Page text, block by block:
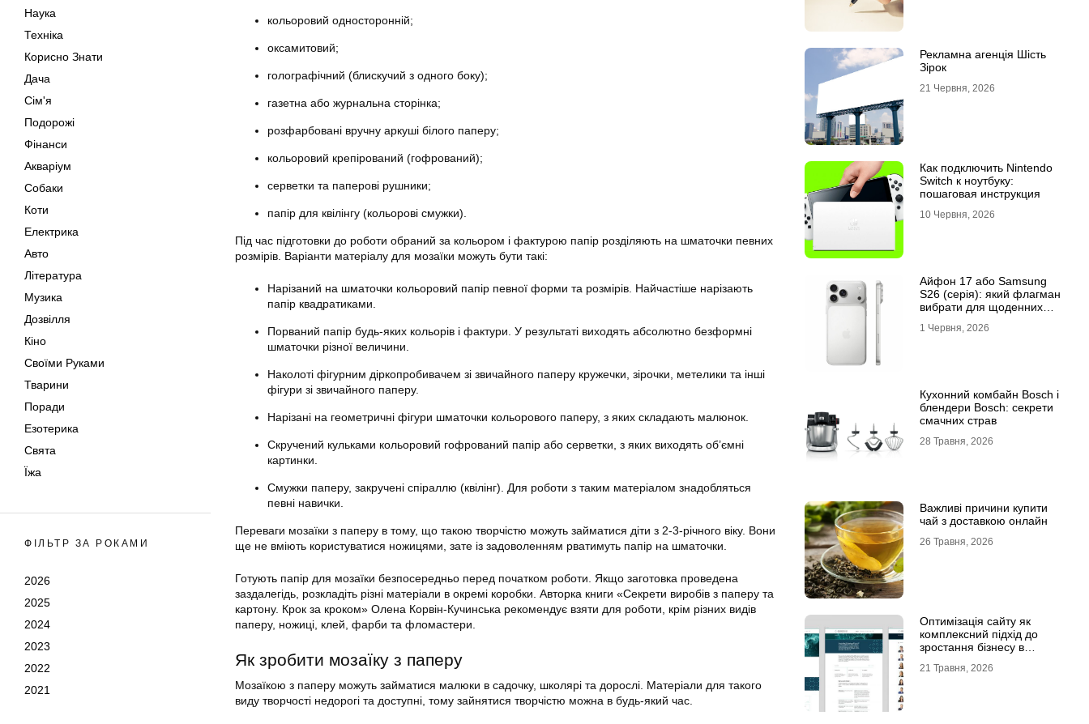
Наука
Техніка
Корисно Знати
Дача
Сім'я
Подорожі
Фінанси
Акваріум
Собаки
Коти
Електрика
Авто
Література
Музика
Дозвілля
Кіно
Своїми Руками
Тварини
Поради
Езотерика
Свята
Їжа
ФІЛЬТР ЗА РОКАМИ
2026
2025
2024
2023
2022
2021
кольоровий односторонній;
оксамитовий;
голографічний (блискучий з одного боку);
газетна або журнальна сторінка;
розфарбовані вручну аркуші білого паперу;
кольоровий крепірований (гофрований);
серветки та паперові рушники;
папір для квілінгу (кольорові смужки).
Під час підготовки до роботи обраний за кольором і фактурою папір розділяють на шматочки певних
розмірів. Варіанти матеріалу для мозаїки можуть бути такі:
Нарізаний на шматочки кольоровий папір певної форми та розмірів. Найчастіше нарізають
папір квадратиками.
Порваний папір будь-яких кольорів і фактури. У результаті виходять абсолютно безформні
шматочки різної величини.
Наколоті фігурним діркопробивачем зі звичайного паперу кружечки, зірочки, метелики та інші
фігури зі звичайного паперу.
Нарізані на геометричні фігури шматочки кольорового паперу, з яких складають малюнок.
Скручений кульками кольоровий гофрований папір або серветки, з яких виходять об’ємні
картинки.
Смужки паперу, закручені спіраллю (квілінг). Для роботи з таким матеріалом знадобляться
певні навички.
Переваги мозаїки з паперу в тому, що такою творчістю можуть займатися діти з 2-3-річного віку. Вони
ще не вміють користуватися ножицями, зате із задоволенням рватимуть папір на шматочки.
Готують папір для мозаїки безпосередньо перед початком роботи. Якщо заготовка проведена
заздалегідь, розкладіть різні матеріали в окремі коробки. Авторка книги «Секрети виробів з паперу та
картону. Крок за кроком» Олена Корвін-Кучинська рекомендує взяти для роботи, крім різних видів
паперу, ножиці, клей, фарби та фломастери.
Як зробити мозаїку з паперу
Мозаїкою з паперу можуть займатися малюки в садочку, школярі та дорослі. Матеріали для такого
виду творчості недорогі та доступні, тому зайнятися творчістю можна в будь-який час.
Рекламна агенція Шість
Зірок
21 Червня, 2026
Как подключить Nintendo
Switch к ноутбуку:
пошаговая инструкция
10 Червня, 2026
Айфон 17 або Samsung
S26 (серія): який флагман
вибрати для щоденних
1 Червня, 2026
Кухонний комбайн Bosch і
блендери Bosch: секрети
смачних страв
28 Травня, 2026
Важливі причини купити
чай з доставкою онлайн
26 Травня, 2026
Оптимізація сайту як
комплексний підхід до
зростання бізнесу в
21 Травня, 2026